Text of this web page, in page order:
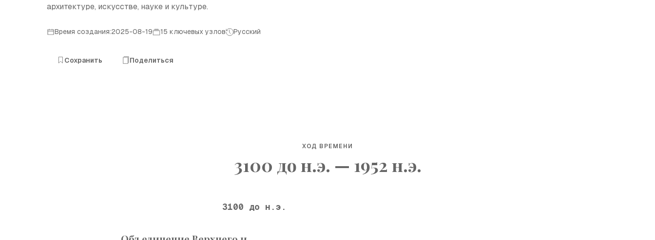
архитектуре, искусстве, науке и культуре.
Время создания:2025-08-19 15 ключевых узлов Русский
Сохранить Поделиться
ХОД ВРЕМЕНИ
3100 до н.э. — 1952 н.э.
3100 до н.э.